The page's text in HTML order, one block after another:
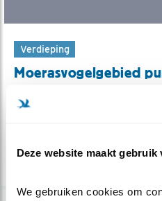
Deze website maakt gebruik
We gebruiken cookies om
Verdieping
Moerasvogelgebied
10.09.20
Dynamiek maakt